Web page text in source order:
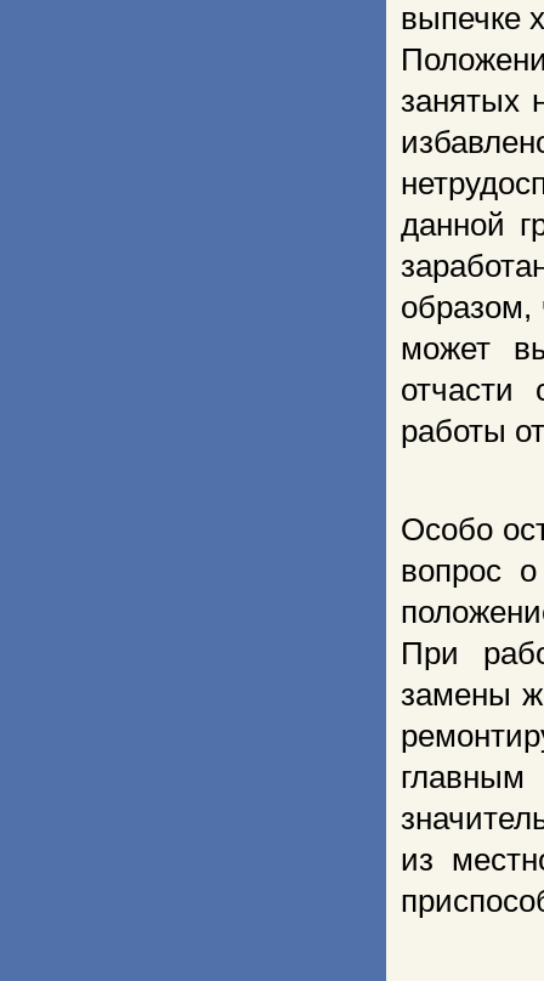
выпечке
занятых
данной
может
отчасти
работы
Особо
вопрос
При
замены
из